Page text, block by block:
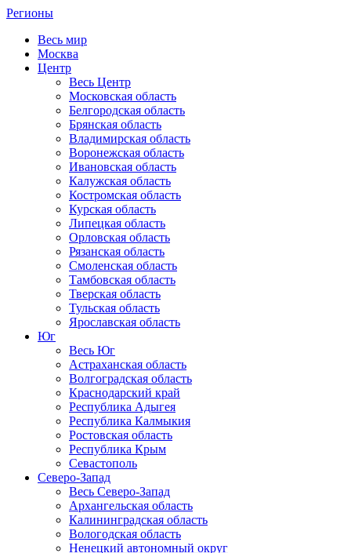
Регионы
Весь мир
Москва
Центр
Весь Центр
Московская область
Белгородская область
Брянская область
Владимирская область
Воронежская область
Ивановская область
Калужская область
Костромская область
Курская область
Липецкая область
Орловская область
Рязанская область
Смоленская область
Тамбовская область
Тверская область
Тульская область
Ярославская область
Юг
Весь Юг
Астраханская область
Волгоградская область
Краснодарский край
Республика Адыгея
Республика Калмыкия
Ростовская область
Республика Крым
Севастополь
Северо-Запад
Весь Северо-Запад
Архангельская область
Калининградская область
Вологодская область
Ненецкий автономный округ